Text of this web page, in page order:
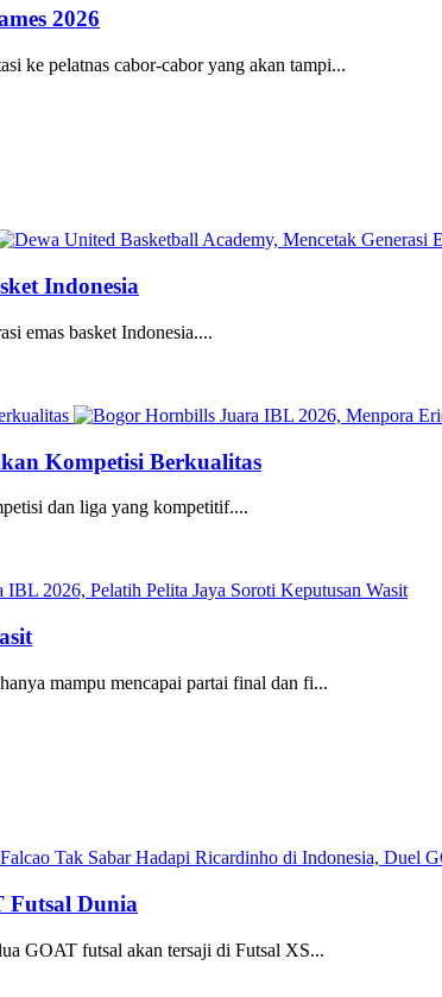
2026
ke pelatnas cabor-cabor yang akan tampi...
Indonesia
emas basket Indonesia....
Kompetisi Berkualitas
dan liga yang kompetitif....
mampu mencapai partai final dan fi...
Futsal Dunia
GOAT futsal akan tersaji di Futsal XS...